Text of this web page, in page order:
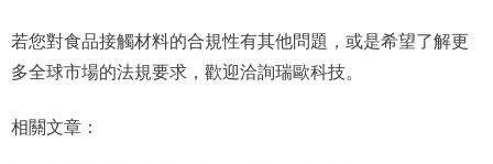
若您對食品接觸材料的合規性有其他問題，或是希望了解更
多全球市場的法規要求，歡迎洽詢瑞歐科技。
相關文章：